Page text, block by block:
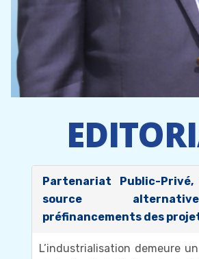
Partenariat Public-
source
préfinancements des
L’industrialisation demeure